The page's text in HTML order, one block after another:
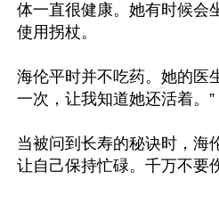
体一直很健康。她有时候会
使用拐杖。
海伦平时并不吃药。她的医
一次，让我知道她还活着。”
当被问到长寿的秘诀时，海